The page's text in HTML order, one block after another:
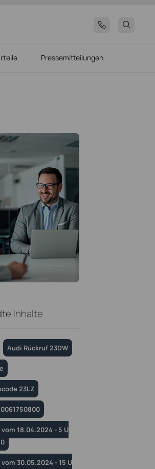
Pressemitteilungen
Inhalte
Audi Rückruf 23DW
23LZ
18.04.2024 - 5 U
30.05.2024 - 15 U